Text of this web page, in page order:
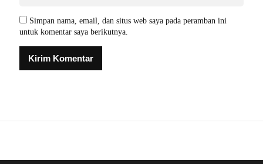
Simpan nama, email, dan situs web saya pada peramban ini
untuk komentar saya berikutnya.